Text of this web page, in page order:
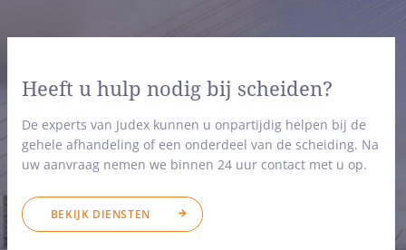
Heeft u hulp nodig bij scheiden?
De experts van Judex kunnen u onpartijdig helpen bij de
gehele afhandeling of een onderdeel van de scheiding. Na
uw aanvraag nemen we binnen 24 uur contact met u op.
BEKIJK DIENSTEN